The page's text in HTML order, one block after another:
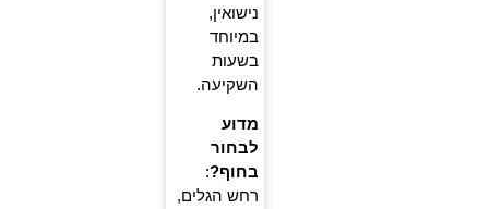
נישואין,
במיוחד
בשעות
השקיעה.
מדוע
לבחור
בחוף?:
רחש הגלים,